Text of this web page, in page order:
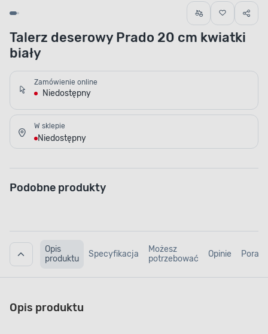
Talerz deserowy Prado 20 cm kwiatki
biały
Zamówienie online
Niedostępny
W sklepie
Niedostępny
Podobne produkty
Opis
produktu
Specyfikacja
Możesz
potrzebować
Opinie Porady
Opis produktu